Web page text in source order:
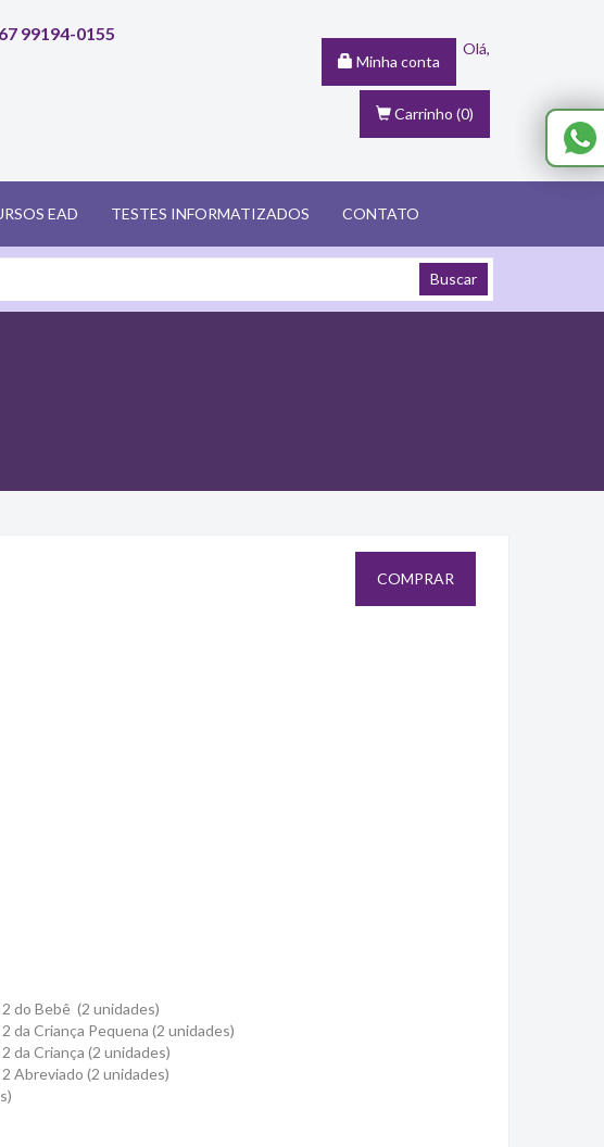
67 99194-0155
Olá,
Minha conta
Carrinho (0)
EAD TESTES INFORMATIZADOS CONTATO
Buscar
do Bebê (2 unidades)
da Criança Pequena (2 unidades)
da Criança (2 unidades)
Abreviado (2 unidades)